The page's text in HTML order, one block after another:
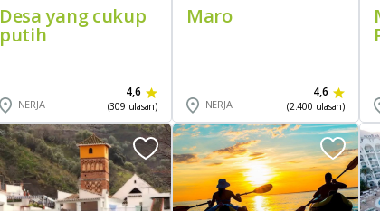
Desa yang cukup
putih
NERJA
4,6
(309 ulasan)
Maro
NERJA
4,6
(2.400 ulasan)